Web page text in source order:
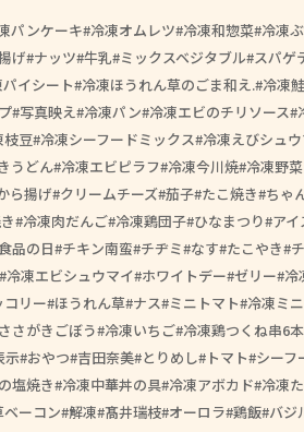
パンケーキ 冷凍オムレツ 冷凍和惣菜 冷凍
げ ナッツ 牛乳 ミックスベジタブル スパゲ
イシート 冷凍ほうれん草のごま和え. 冷凍
写真映え 冷凍パン 冷凍エビのチリソース
枝豆 冷凍シーフードミックス 冷凍えびシュ
うどん 冷凍エビピラフ 冷凍今川焼 冷凍野菜
ら揚げ クリームチーズ 茄子 たこ焼き ちゃ
冷凍肉だんご 冷凍鶏団子 ひなまつり ア
品の日 チキン南蛮 チヂミ なす たこやき
冷凍エビシュウマイ ホワイトデー ゼリー 冷
コリー ほうれん草 ナス ミニトマト 冷凍ミ
さがきごぼう 冷凍いちご 冷凍鶏つくね串6本
示 おやつ 吉田奈美 とりめし トマト シーフ
塩焼き 冷凍中華丼の具 冷凍アボカド 冷凍
ーコン 解凍 髙井瑞枝 オーロラ 鶏飯 バジ